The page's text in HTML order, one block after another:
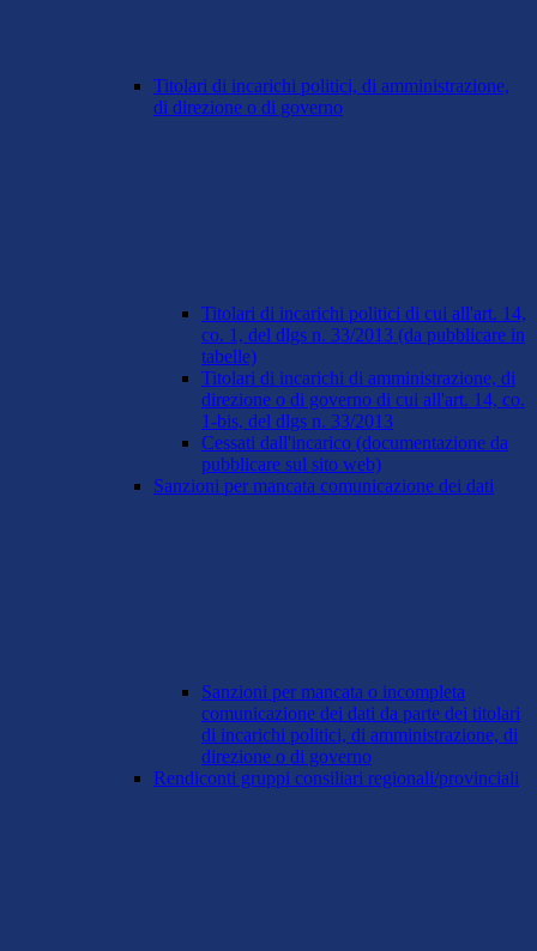
Titolari di incarichi politici, di amministrazione,
di direzione o di governo
Titolari di incarichi politici di cui all'art. 14,
co. 1, del dlgs n. 33/2013 (da pubblicare in
tabelle)
Titolari di incarichi di amministrazione, di
direzione o di governo di cui all'art. 14, co.
1-bis, del dlgs n. 33/2013
Cessati dall'incarico (documentazione da
pubblicare sul sito web)
Sanzioni per mancata comunicazione dei dati
Sanzioni per mancata o incompleta
comunicazione dei dati da parte dei titolari
di incarichi politici, di amministrazione, di
direzione o di governo
Rendiconti gruppi consiliari regionali/provinciali